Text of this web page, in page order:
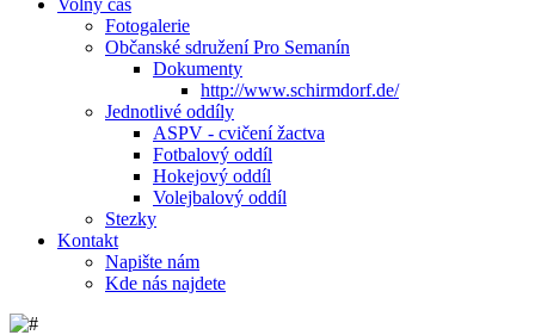
Volný čas
Fotogalerie
Občanské sdružení Pro Semanín
Dokumenty
http://www.schirmdorf.de/
Jednotlivé oddíly
ASPV - cvičení žactva
Fotbalový oddíl
Hokejový oddíl
Volejbalový oddíl
Stezky
Kontakt
Napište nám
Kde nás najdete